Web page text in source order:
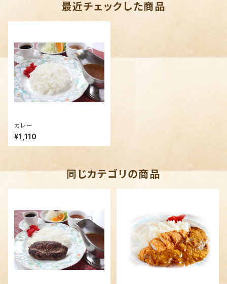
最近チェックした商品
カレー
¥1,110
同じカテゴリの商品